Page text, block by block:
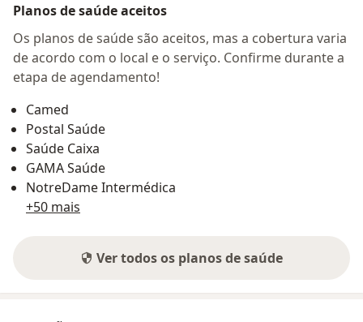
Planos de saúde aceitos
Os planos de saúde são aceitos, mas a cobertura varia
de acordo com o local e o serviço. Confirme durante a
etapa de agendamento!
Camed
Postal Saúde
Saúde Caixa
GAMA Saúde
NotreDame Intermédica
+50 mais
Ver todos os planos de saúde